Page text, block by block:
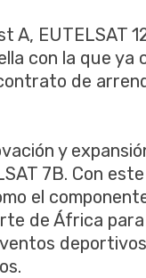
EUTELSAT
con la que ya
de
y
7B. Con
el
de África